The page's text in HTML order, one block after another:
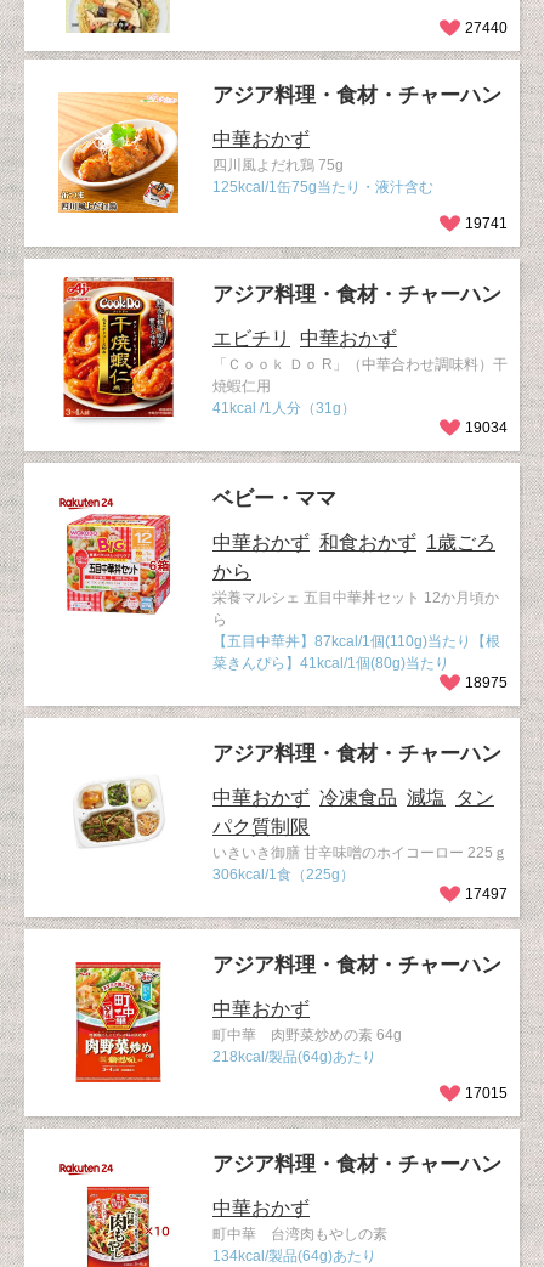
27440
アジア料理・食材・チャーハン
中華おかず
四川風よだれ鶏 75g
125kcal/1缶75g当たり・液汁含む
19741
アジア料理・食材・チャーハン
エビチリ 中華おかず
「Ｃｏｏｋ Ｄｏ R」（中華合わせ調味料）干
焼蝦仁用
41kcal /1人分（31g）
19034
ベビー・ママ
中華おかず 和食おかず 1歳ごろ
から
栄養マルシェ 五目中華丼セット 12か月頃か
ら
【五目中華丼】87kcal/1個(110g)当たり【根
菜きんぴら】41kcal/1個(80g)当たり
18975
アジア料理・食材・チャーハン
中華おかず 冷凍食品 減塩
タン
パク質制限
いきいき御膳 甘辛味噌のホイコーロー 225ｇ
306kcal/1食（225g）
17497
アジア料理・食材・チャーハン
中華おかず
町中華 肉野菜炒めの素 64g
218kcal/製品(64g)あたり
17015
アジア料理・食材・チャーハン
中華おかず
町中華 台湾肉もやしの素
134kcal/製品(64g)あたり